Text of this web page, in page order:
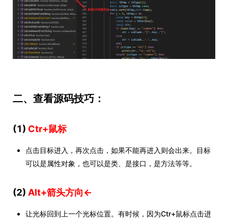
二、查看源码技巧：
(1) Ctr+鼠标
点击目标进入，再次点击，如果不能再进入则会出来。目标
可以是属性对象，也可以是类、是接口，是方法等等。
(2) Alt+箭头方向←
让光标回到上一个光标位置。有时候，因为Ctr+鼠标点击进